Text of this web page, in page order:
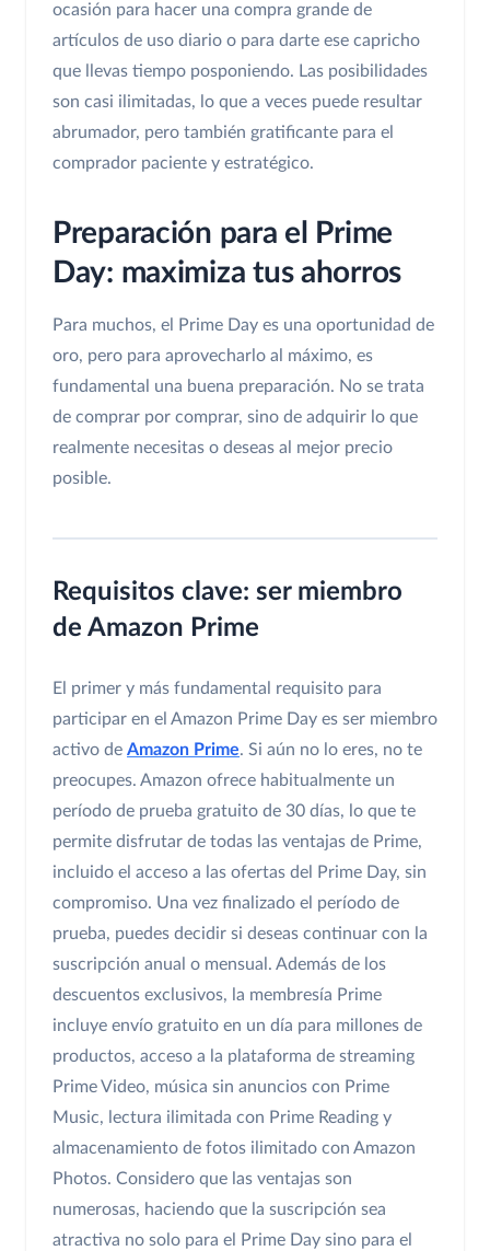
ocasión para hacer una compra grande de
artículos de uso diario o para darte ese capricho
que llevas tiempo posponiendo. Las posibilidades
son casi ilimitadas, lo que a veces puede resultar
abrumador, pero también gratificante para el
comprador paciente y estratégico.
Preparación para el Prime
Day: maximiza tus ahorros
Para muchos, el Prime Day es una oportunidad de
oro, pero para aprovecharlo al máximo, es
fundamental una buena preparación. No se trata
de comprar por comprar, sino de adquirir lo que
realmente necesitas o deseas al mejor precio
posible.
Requisitos clave: ser miembro
de Amazon Prime
El primer y más fundamental requisito para
participar en el Amazon Prime Day es ser miembro
activo de Amazon Prime. Si aún no lo eres, no te
preocupes. Amazon ofrece habitualmente un
período de prueba gratuito de 30 días, lo que te
permite disfrutar de todas las ventajas de Prime,
incluido el acceso a las ofertas del Prime Day, sin
compromiso. Una vez finalizado el período de
prueba, puedes decidir si deseas continuar con la
suscripción anual o mensual. Además de los
descuentos exclusivos, la membresía Prime
incluye envío gratuito en un día para millones de
productos, acceso a la plataforma de streaming
Prime Video, música sin anuncios con Prime
Music, lectura ilimitada con Prime Reading y
almacenamiento de fotos ilimitado con Amazon
Photos. Considero que las ventajas son
numerosas, haciendo que la suscripción sea
atractiva no solo para el Prime Day sino para el